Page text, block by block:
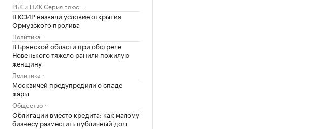
РБК и ПИК Серия плюс
В КСИР назвали условие открытия
Ормузского пролива
Политика
В Брянской области при обстреле
Новенького тяжело ранили пожилую
женщину
Политика
Москвичей предупредили о спаде
жары
Общество
Облигации вместо кредита: как малому
бизнесу разместить публичный долг